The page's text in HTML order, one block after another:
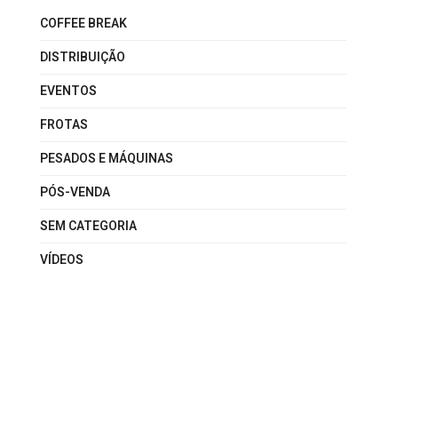
COFFEE BREAK
DISTRIBUIÇÃO
EVENTOS
FROTAS
PESADOS E MÁQUINAS
PÓS-VENDA
SEM CATEGORIA
VÍDEOS